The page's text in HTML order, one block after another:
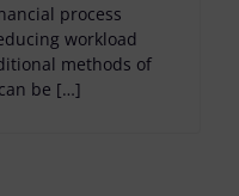
process
workload
methods of
be […]